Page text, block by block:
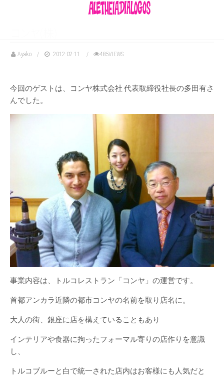
Ayako 2012-02-11 485VIEWS
今回のゲストは、コンヤ株式会社 代表取締役社長の多田有さ
んでした。
事業内容は、トルコレストラン「コンヤ」の運営です。
首都アンカラ近隣の都市コンヤの名前を取り店名に。
大人の街、銀座に店を構えていることもあり
インテリアや食器に拘ったフォーマル寄りの店作りを意識
し、
トルコブルーと白で統一された店内はお客様にも人気だと